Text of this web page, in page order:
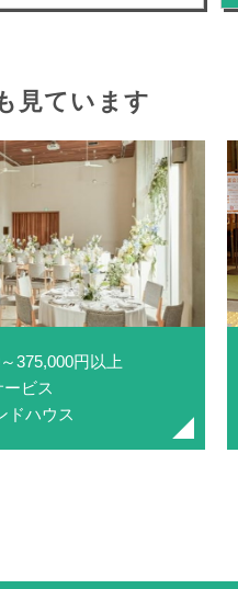
見ています
375,000円以上
ビス
ドハウス